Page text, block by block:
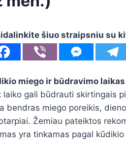
šiuo straipsniu su
miego ir būdravimo
laiko gali būdrauti skirtingais
bendras miego poreikis,
Žemiau pateiktos
yra tinkamas pagal kūdikio